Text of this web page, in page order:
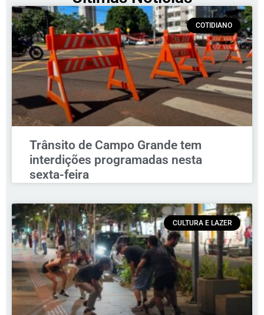
COTIDIANO
Trânsito de Campo Grande tem
interdições programadas nesta
sexta-feira
CULTURA E LAZER